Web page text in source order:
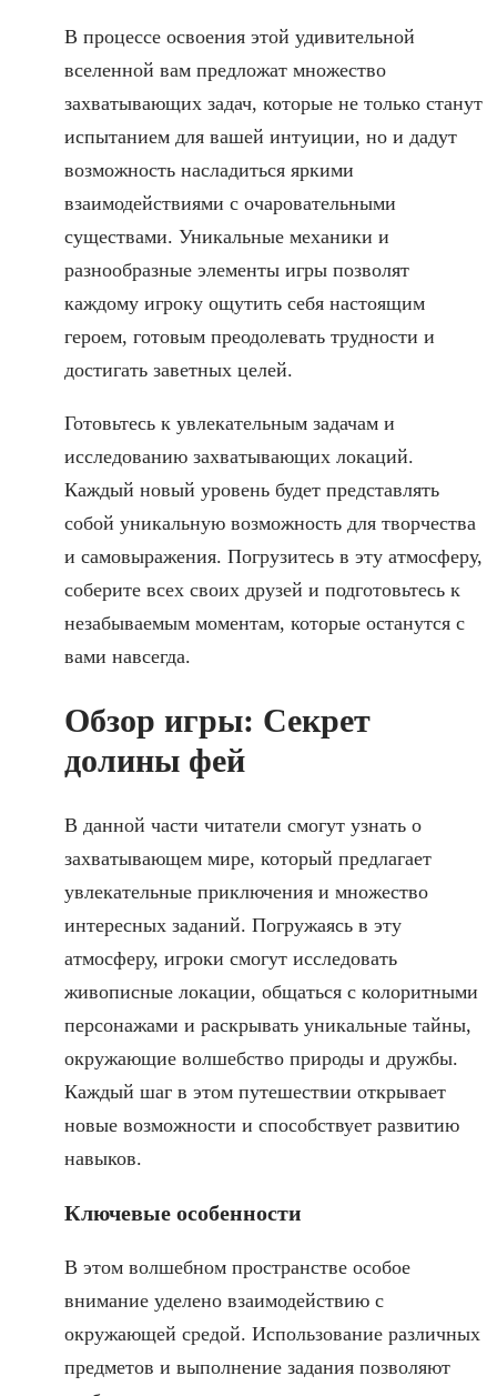
В процессе освоения этой удивительной
вселенной вам предложат множество
захватывающих задач, которые не только станут
испытанием для вашей интуиции, но и дадут
возможность насладиться яркими
взаимодействиями с очаровательными
существами. Уникальные механики и
разнообразные элементы игры позволят
каждому игроку ощутить себя настоящим
героем, готовым преодолевать трудности и
достигать заветных целей.
Готовьтесь к увлекательным задачам и
исследованию захватывающих локаций.
Каждый новый уровень будет представлять
собой уникальную возможность для творчества
и самовыражения. Погрузитесь в эту атмосферу,
соберите всех своих друзей и подготовьтесь к
незабываемым моментам, которые останутся с
вами навсегда.
Обзор игры: Секрет
долины фей
В данной части читатели смогут узнать о
захватывающем мире, который предлагает
увлекательные приключения и множество
интересных заданий. Погружаясь в эту
атмосферу, игроки смогут исследовать
живописные локации, общаться с колоритными
персонажами и раскрывать уникальные тайны,
окружающие волшебство природы и дружбы.
Каждый шаг в этом путешествии открывает
новые возможности и способствует развитию
навыков.
Ключевые особенности
В этом волшебном пространстве особое
внимание уделено взаимодействию с
окружающей средой. Использование различных
предметов и выполнение задания позволяют